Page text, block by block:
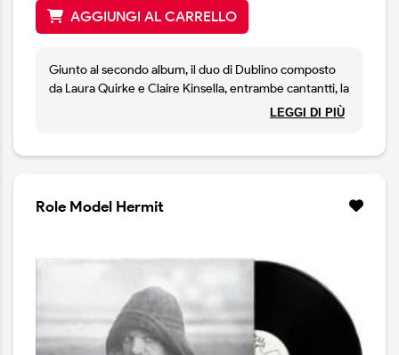
AGGIUNGI AL CARRELLO
Giunto al secondo album, il duo di Dublino composto
da Laura Quirke e Claire Kinsella, entrambe cantantti, la
prima chitarrista e la seconda violoncellista, si posiziona
riff tanto semplici quanto efficaci e di archisuadenti a
LEGGI DI PIÙ
Role Model Hermit